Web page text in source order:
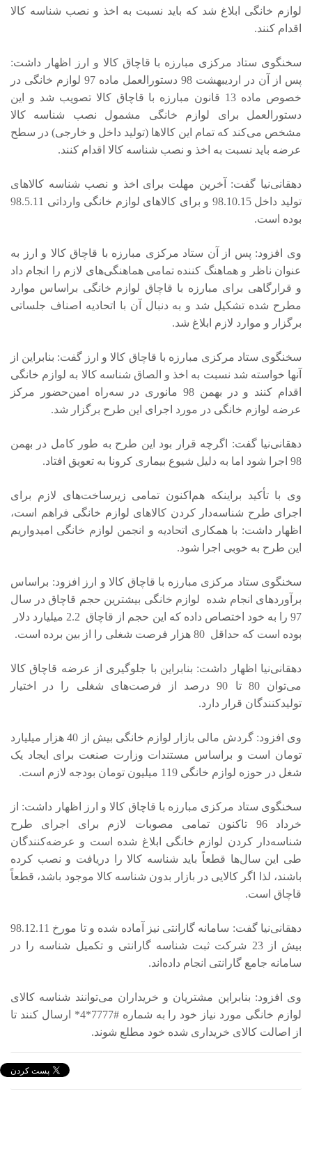
لوازم خانگی ابلاغ شد که باید نسبت به اخذ و نصب شناسه کالا
اقدام کنند.
سخنگوی ستاد مرکزی مبارزه با قاچاق کالا و ارز اظهار داشت:
پس از آن در اردیبهشت 98 دستورالعمل ماده 97 لوازم خانگی در
خصوص ماده 13 قانون مبارزه با قاچاق کالا تصویب شد و این
دستورالعمل برای لوازم خانگی مشمول نصب شناسه کالا
مشخص می‌کند که تمام این کالاها (تولید داخل و خارجی) در سطح
عرضه باید نسبت به اخذ و نصب شناسه کالا اقدام کنند.
دهقانی‌نیا گفت: آخرین مهلت برای اخذ و نصب شناسه کالاهای
تولید داخل 98.10.15 و برای کالاهای لوازم خانگی وارداتی 98.5.11
بوده است.
وی افزود:‌ پس از آن ستاد مرکزی مبارزه با قاچاق کالا و ارز به
عنوان ناظر و هماهنگ‌ کننده تمامی هماهنگی‌های لازم را انجام داد
و قرارگاهی برای مبارزه با قاچاق لوازم خانگی براساس موارد
مطرح شده تشکیل شد و به دنبال آن با اتحادیه اصناف جلساتی
برگزار و موارد لازم ابلاغ شد.
سخنگوی ستاد مرکزی مبارزه با قاچاق کالا و ارز گفت: بنابراین از
آنها خواسته شد نسبت به اخذ و الصاق شناسه کالا به لوازم خانگی
اقدام کنند و در بهمن 98 مانوری در سه‌راه امین‌حضور مرکز
عرضه لوازم خانگی در مورد اجرای این طرح برگزار شد.
دهقانی‌نیا گفت: اگرچه قرار بود این طرح به طور کامل در بهمن
98 اجرا شود اما به دلیل شیوع بیماری کرونا به تعویق افتاد.
وی با تأکید براینکه هم‌اکنون تمامی زیرساخت‌های لازم برای
اجرای طرح شناسه‌دار کردن کالاهای لوازم خانگی فراهم است،
اظهار داشت: با همکاری اتحادیه و انجمن لوازم خانگی امیدواریم
این طرح به خوبی اجرا شود.
سخنگوی ستاد مرکزی مبارزه با قاچاق کالا و ارز افزود: براساس
برآوردهای انجام شده لوازم خانگی بیشترین حجم قاچاق در سال
97 را به خود اختصاص داده که این حجم از قاچاق 2.2 میلیارد دلار
بوده است که حداقل 80 هزار فرصت شغلی را از بین برده است.
دهقانی‌نیا اظهار داشت: بنابراین با جلوگیری از عرضه قاچاق کالا
می‌توان 80 تا 90 درصد از فرصت‌های شغلی را در اختیار
تولیدکنندگان قرار دارد.
وی افزود: گردش مالی بازار لوازم خانگی بیش از 40 هزار میلیارد
تومان است و براساس مستندات وزارت صنعت برای ایجاد یک
شغل در حوزه لوازم خانگی 119 میلیون تومان بودجه لازم است.
سخنگوی ستاد مرکزی مبارزه با قاچاق کالا و ارز اظهار داشت: از
خرداد 96 تاکنون تمامی مصوبات لازم برای اجرای طرح
شناسه‌دار کردن لوازم خانگی ابلاغ شده است و عرضه‌کنندگان
طی این سال‌ها قطعاً باید شناسه‌ کالا را دریافت و نصب کرده
باشند، لذا اگر کالایی در بازار بدون شناسه کالا موجود باشد، قطعاً
قاچاق است.
دهقانی‌نیا گفت: سامانه گارانتی نیز آماده شده و تا مورخ 98.12.11
بیش از 23 شرکت ثبت شناسه گارانتی و تکمیل شناسه را در
سامانه جامع گارانتی انجام داده‌اند.
وی افزود: بنابراین مشتریان و خریداران می‌توانند شناسه کالای
لوازم خانگی مورد نیاز خود را به شماره #7777*4* ارسال کنند تا
از اصالت کالای خریداری شده خود مطلع شوند.